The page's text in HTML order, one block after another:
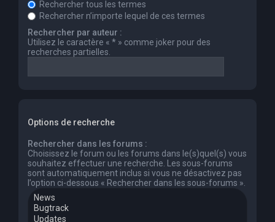
Rechercher tous les termes
Rechercher n’importe lequel de ces termes
Rechercher par auteur :
Utilisez le caractère « * » comme joker pour des
recherches partielles.
Options de recherche
Rechercher dans les forums :
Choisissez le forum ou les forums dans le(s)quel(s) vous
souhaitez effectuer une recherche. Les sous-forums
sont automatiquement inclus si vous ne désactivez pas
l’option ci-dessous « Rechercher dans les sous-forums ».